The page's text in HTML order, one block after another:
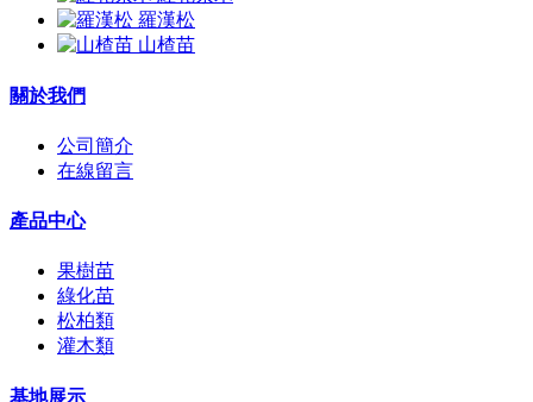
羅漢松
山楂苗
關於我們
公司簡介
在線留言
產品中心
果樹苗
綠化苗
松柏類
灌木類
基地展示